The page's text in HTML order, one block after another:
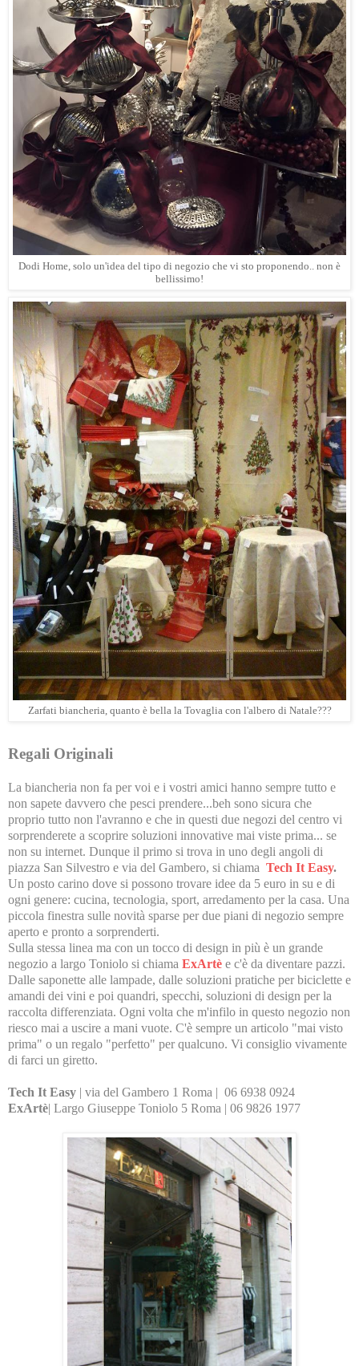
Dodi Home, solo un'idea del tipo di negozio che vi sto proponendo.. non è
bellissimo!
Zarfati biancheria, quanto è bella la Tovaglia con l'albero di Natale???
Regali Originali
La biancheria non fa per voi e i vostri amici hanno sempre tutto e
non sapete davvero che pesci prendere...beh sono sicura che
proprio tutto non l'avranno e che in questi due negozi del centro vi
sorprenderete a scoprire soluzioni innovative mai viste prima... se
non su internet. Dunque il primo si trova in uno degli angoli di
piazza San Silvestro e via del Gambero, si chiama Tech It Easy.
Un posto carino dove si possono trovare idee da 5 euro in su e di
ogni genere: cucina, tecnologia, sport, arredamento per la casa. Una
piccola finestra sulle novità sparse per due piani di negozio sempre
aperto e pronto a sorprenderti.
Sulla stessa linea ma con un tocco di design in più è un grande
negozio a largo Toniolo si chiama ExArtè e c'è da diventare pazzi.
Dalle saponette alle lampade, dalle soluzioni pratiche per biciclette e
amandi dei vini e poi quandri, specchi, soluzioni di design per la
raccolta differenziata. Ogni volta che m'infilo in questo negozio non
riesco mai a uscire a mani vuote. C'è sempre un articolo "mai visto
prima" o un regalo "perfetto" per qualcuno. Vi consiglio vivamente
di farci un giretto.
Tech It Easy | via del Gambero 1 Roma | 06 6938 0924
ExArtè| Largo Giuseppe Toniolo 5 Roma | 06 9826 1977